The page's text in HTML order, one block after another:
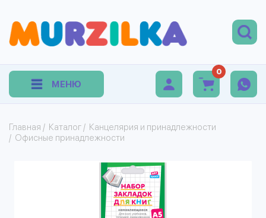
МЕНЮ
0
Главная / Каталог / Канцелярия и принадлежности
/ Офисные принадлежности